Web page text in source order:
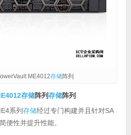
ME4012存储阵列
存储阵列存储阵列
系列存储经过专门构建并且针对SA
便性并提升性能。